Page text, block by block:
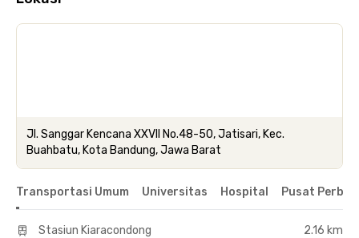
Jl. Sanggar Kencana XXVII No.48-50, Jatisari, Kec.
Buahbatu, Kota Bandung, Jawa Barat
Transportasi Umum Universitas Hospital Pusat
Stasiun Kiaracondong
2.16 km